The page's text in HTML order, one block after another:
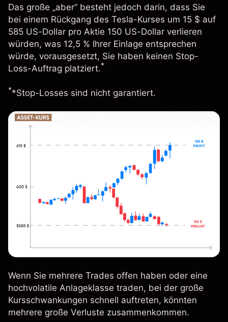
Das große „aber“ besteht jedoch darin, dass Sie
bei einem Rückgang des Tesla-Kurses um 15 $ auf
585 US-Dollar pro Aktie 150 US-Dollar verlieren
würden, was 12,5 % Ihrer Einlage entsprechen
würde, vorausgesetzt, Sie haben keinen Stop-
Loss-Auftrag platziert.*
**Stop-Losses sind nicht garantiert.
Wenn Sie mehrere Trades offen haben oder eine
hochvolatile Anlageklasse traden, bei der große
Kursschwankungen schnell auftreten, könnten
mehrere große Verluste zusammenkommen.